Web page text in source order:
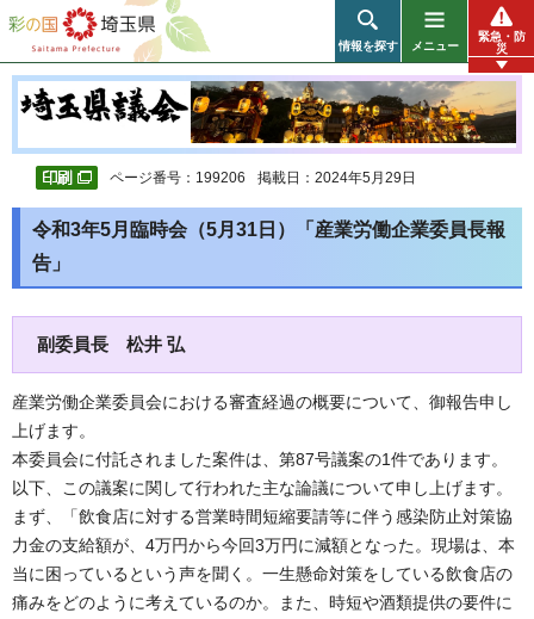
彩の国 埼玉県
情報を探す メニュー
緊急・防
災
ページ番号：199206 掲載日：2024年5月29日
令和3年5月臨時会（5月31日）「産業労働企業委員長報
告」
副委員長 松井 弘
産業労働企業委員会における審査経過の概要について、御報告申し
上げます。
本委員会に付託されました案件は、第87号議案の1件であります。
以下、この議案に関して行われた主な論議について申し上げます。
まず、「飲食店に対する営業時間短縮要請等に伴う感染防止対策協
力金の支給額が、4万円から今回3万円に減額となった。現場は、本
当に困っているという声を聞く。一生懸命対策をしている飲食店の
痛みをどのように考えているのか。また、時短や酒類提供の要件に